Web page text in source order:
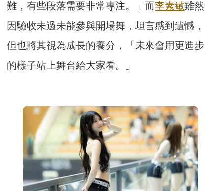
難，有些段落需要非常專注。」而李素敏雖然
因驗收未過未能參與開場舞，坦言感到遺憾，
但也將其視為成長的養分，「未來會用更進步
的樣子站上舞台給大家看。」